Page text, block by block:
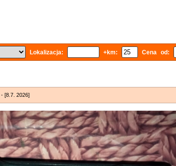
Lokalizacja: +km: Cena od:
- [8.7. 2026]